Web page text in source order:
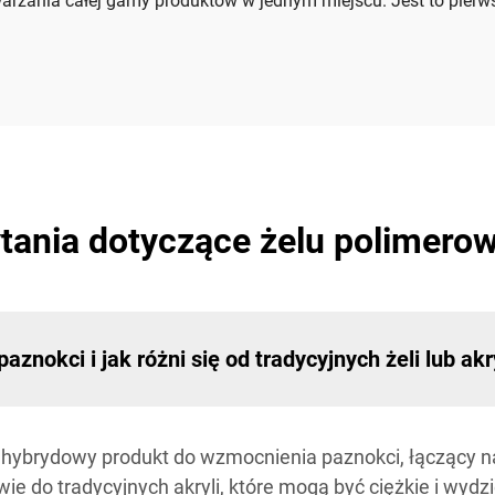
dotyczące żelu
i jak różni się od tradycyjnych żeli lub
produkt do wzmocnienia paznokci, łączący
do tradycyjnych akryli, które mogą być ciężkie i